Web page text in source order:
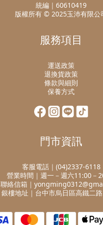
統編｜60610419
版權所有 © 2025玉沛有限公
服務項目
運送政策
退換貨政策
條款與細則
保養方式
門市資訊
客服電話｜(04)2337-6118
營業時間｜週一－週六11:00－
聯絡信箱｜
銀樓地址｜台中市烏日區高鐵二